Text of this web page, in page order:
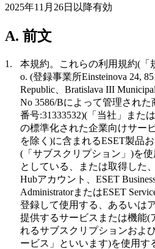
2025年11月26日以降有効
A. 前文
1. 本規約。 これらの利用規約(「
o. (登録事業所Einsteinova 24,
Republic、Bratislava III
No 3586/Bによって管理され
番号:31333532)(「 当社 」または
の標準化された企業向けサー
を除く)に含まれるESET製品
(「 サブスクリプション 」)を
としている、または取得した
Hubアカウント、ESET
AdministratorまたはESET
登録して使用する、あるいは
提供するサービスまたは機能(
れるサブスクリプションおよ
ービス 」といいます)を使用す